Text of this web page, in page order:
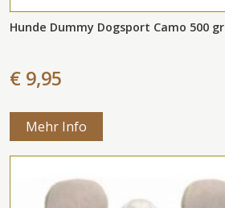
Hunde Dummy Dogsport Camo 500 gr
€ 9,95
Mehr Info